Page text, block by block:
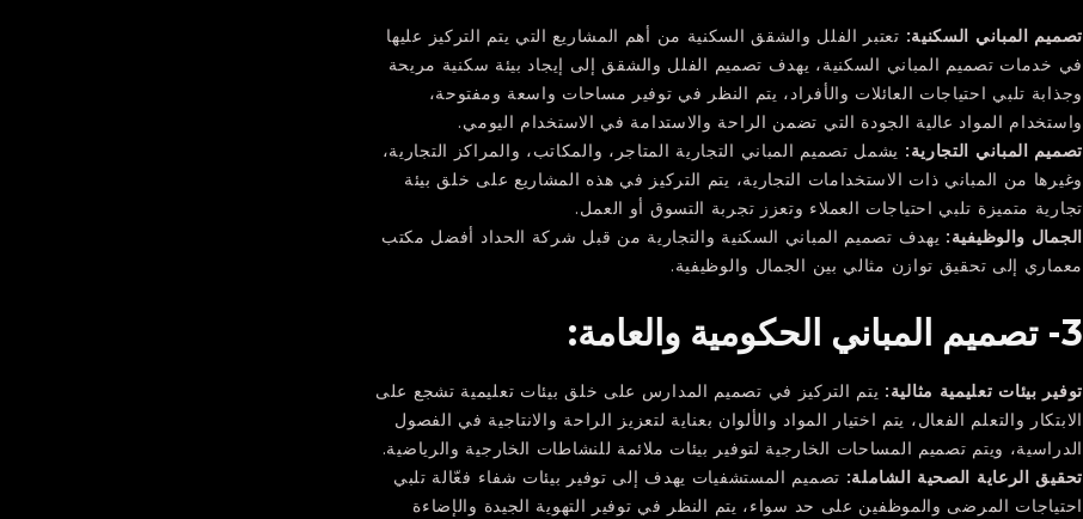
تصميم المباني السكنية: تعتبر الفلل والشقق السكنية من أهم المشاريع التي يتم التركيز عليها
في خدمات تصميم المباني السكنية، يهدف تصميم الفلل والشقق إلى إيجاد بيئة سكنية مريحة
وجذابة تلبي احتياجات العائلات والأفراد، يتم النظر في توفير مساحات واسعة ومفتوحة،
واستخدام المواد عالية الجودة التي تضمن الراحة والاستدامة في الاستخدام اليومي.
تصميم المباني التجارية: يشمل تصميم المباني التجارية المتاجر، والمكاتب، والمراكز التجارية،
وغيرها من المباني ذات الاستخدامات التجارية، يتم التركيز في هذه المشاريع على خلق بيئة
تجارية متميزة تلبي احتياجات العملاء وتعزز تجربة التسوق أو العمل.
الجمال والوظيفية: يهدف تصميم المباني السكنية والتجارية من قبل شركة الحداد أفضل مكتب
معماري إلى تحقيق توازن مثالي بين الجمال والوظيفية.
3- تصميم المباني الحكومية والعامة:
توفير بيئات تعليمية مثالية: يتم التركيز في تصميم المدارس على خلق بيئات تعليمية تشجع على
الابتكار والتعلم الفعال، يتم اختيار المواد والألوان بعناية لتعزيز الراحة والانتاجية في الفصول
الدراسية، ويتم تصميم المساحات الخارجية لتوفير بيئات ملائمة للنشاطات الخارجية والرياضية.
تحقيق الرعاية الصحية الشاملة: تصميم المستشفيات يهدف إلى توفير بيئات شفاء فعّالة تلبي
احتياجات المرضى والموظفين على حد سواء، يتم النظر في توفير التهوية الجيدة والإضاءة